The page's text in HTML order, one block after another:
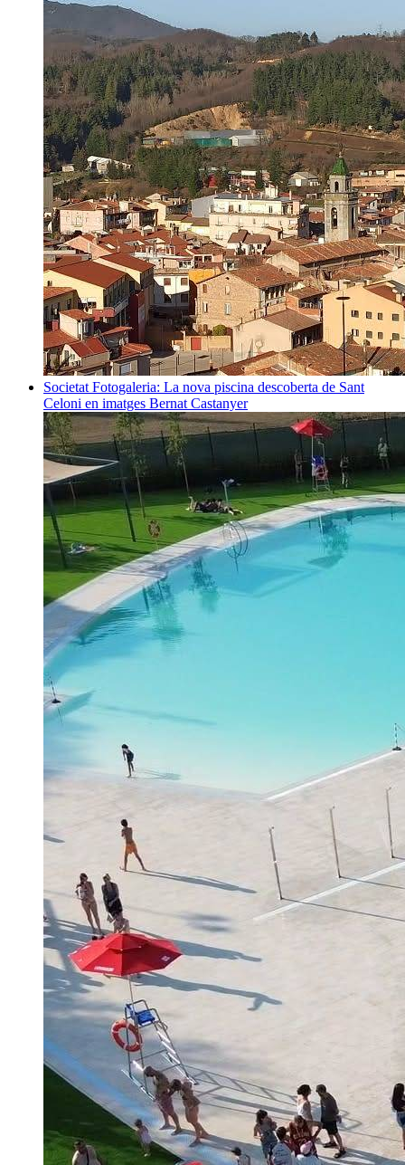
Societat Fotogaleria: La nova piscina descoberta de Sant
Celoni en imatges Bernat Castanyer